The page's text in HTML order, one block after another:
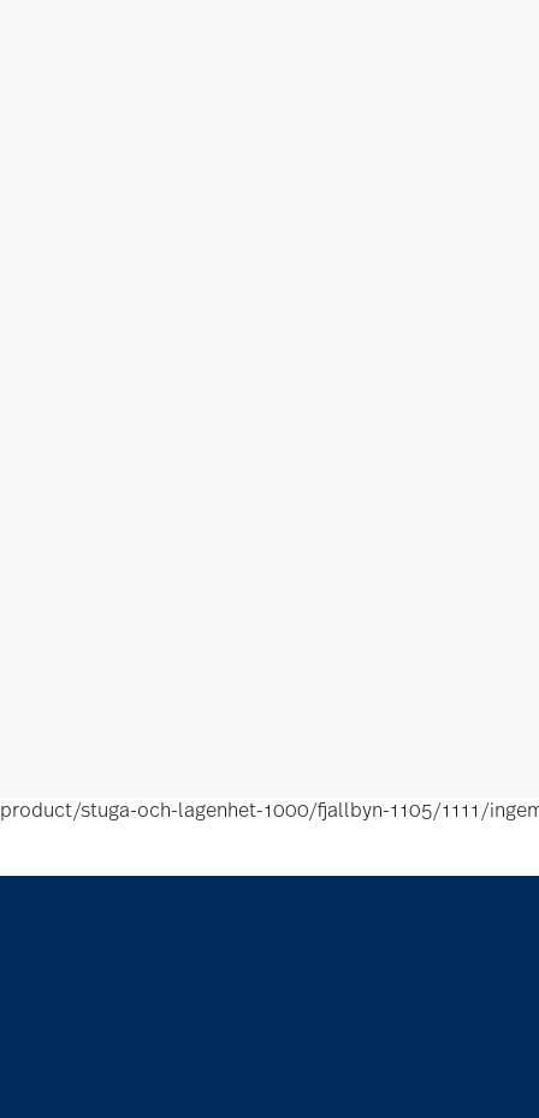
product/stuga-och-lagenhet-1000/fjallbyn-1105/1111/